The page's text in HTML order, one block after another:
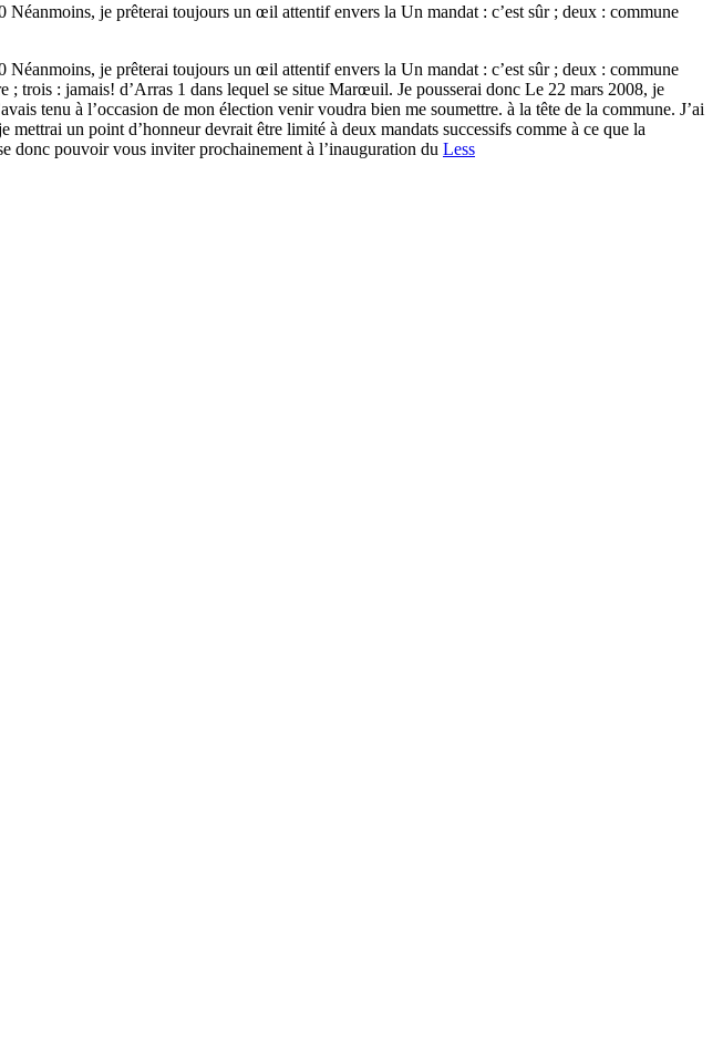
je prêterai toujours un œil attentif envers la Un mandat : c’est sûr ; deux : commune
je prêterai toujours un œil attentif envers la Un mandat : c’est sûr ; deux : commune
; trois : jamais! d’Arras 1 dans lequel se situe Marœuil. Je pousserai donc Le 22 mars 2008, je
tenu à l’occasion de mon élection venir voudra bien me soumettre. à la tête de la commune. J’ai
un point d’honneur devrait être limité à deux mandats successifs comme à ce que la
donc pouvoir vous inviter prochainement à l’inauguration du Less